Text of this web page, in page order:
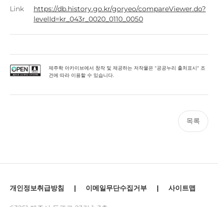
Link
https://db.history.go.kr/goryeo/compareViewer.do?
levelId=kr_043r_0020_0110_0050
제주학 아카이브에서 창작 및 제공하는 저작물은 "공공누리 출처표시" 조
건에 따라 이용할 수 있습니다.
목록
개인정보취급방침 | 이메일무단수집거부 | 사이트맵